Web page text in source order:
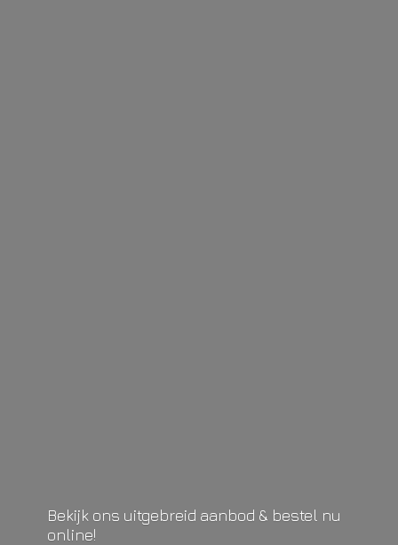
Bekijk ons uitgebreid aanbod & bestel nu
online!